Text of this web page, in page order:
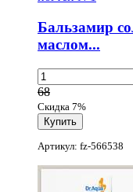
Бальзамир
маслом...
68
Скидка 7%
Артикул: fz-566538